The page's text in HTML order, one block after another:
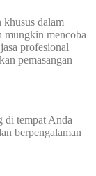
khusus dalam
mungkin mencoba
profesional
pemasangan
di tempat Anda
berpengalaman